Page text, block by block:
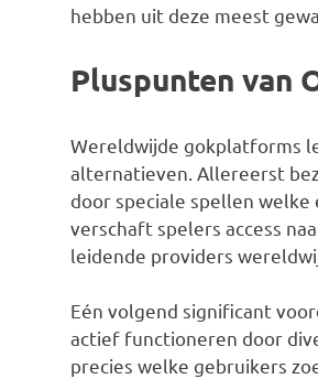
hebben uit deze meest
Pluspunten van
Wereldwijde gokplatforms
alternatieven. Allereerst
door speciale spellen
verschaft spelers access
leidende providers
Eén volgend significant
actief functioneren door
precies welke gebruikers